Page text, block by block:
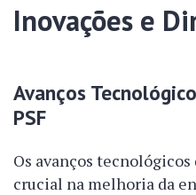
Inovações e
Avanços
PSF
Os avanços
crucial na melhoria da